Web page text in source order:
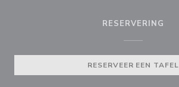
RESERVERING
RESERVEER EEN TAFEL